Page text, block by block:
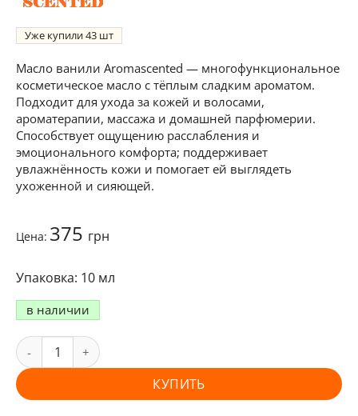
Уже купили43
Масло ванили Aromascented — многофункциональное
косметическое масло с тёплым сладким ароматом.
Подходит для ухода за кожей и волосами,
ароматерапии, массажа и домашней парфюмерии.
Способствует ощущению расслабления и
эмоционального комфорта; поддерживает
увлажнённость кожи и помогает ей выглядеть
ухоженной и сияющей.
Цена: 375 грн
10 мл
в наличии
КУПИТЬ